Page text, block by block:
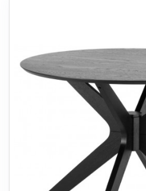
KONTORMØBLER
OPBEVARING